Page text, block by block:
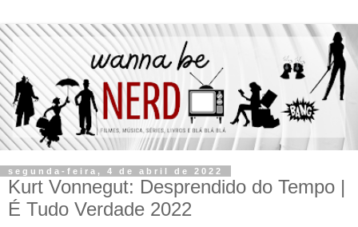
segunda-feira, 4 de abril de 2022
Kurt Vonnegut: Desprendido do Tempo |
É Tudo Verdade 2022